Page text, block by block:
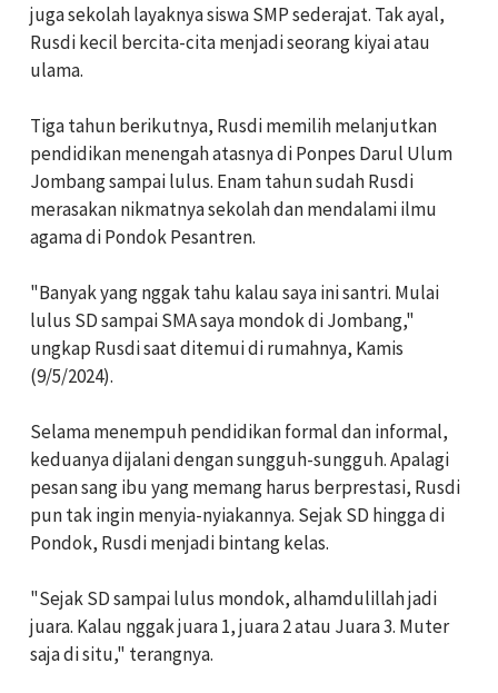
juga sekolah layaknya siswa SMP sederajat. Tak ayal,
Rusdi kecil bercita-cita menjadi seorang kiyai atau
ulama.
Tiga tahun berikutnya, Rusdi memilih melanjutkan
pendidikan menengah atasnya di Ponpes Darul Ulum
Jombang sampai lulus. Enam tahun sudah Rusdi
merasakan nikmatnya sekolah dan mendalami ilmu
agama di Pondok Pesantren.
"Banyak yang nggak tahu kalau saya ini santri. Mulai
lulus SD sampai SMA saya mondok di Jombang,"
ungkap Rusdi saat ditemui di rumahnya, Kamis
(9/5/2024).
Selama menempuh pendidikan formal dan informal,
keduanya dijalani dengan sungguh-sungguh. Apalagi
pesan sang ibu yang memang harus berprestasi, Rusdi
pun tak ingin menyia-nyiakannya. Sejak SD hingga di
Pondok, Rusdi menjadi bintang kelas.
"Sejak SD sampai lulus mondok, alhamdulillah jadi
juara. Kalau nggak juara 1, juara 2 atau Juara 3. Muter
saja di situ," terangnya.